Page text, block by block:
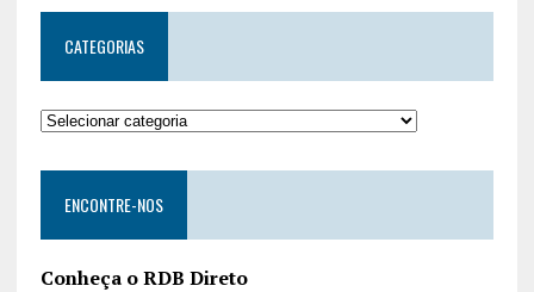
CATEGORIAS
ENCONTRE-NOS
Conheça o RDB Direto